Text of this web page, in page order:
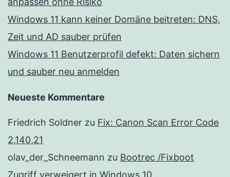
Windows 11 kann keiner Domäne beitreten: DNS,
Zeit und AD sauber prüfen
Windows 11 Benutzerprofil defekt: Daten sichern
und sauber neu anmelden
Neueste Kommentare
Friedrich Soldner zu Fix: Canon Scan Error Code
2,140,21
olav_der_Schneemann zu Bootrec /Fixboot
Zugriff verweigert in Windows 10